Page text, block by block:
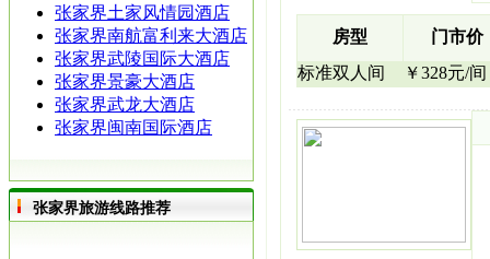
张家界土家风情园酒店
张家界南航富利来大酒店
张家界武陵国际大酒店
张家界景豪大酒店
张家界武龙大酒店
张家界闽南国际酒店
张家界旅游线路推荐
房型
门市价
标准双人间
￥328元/间